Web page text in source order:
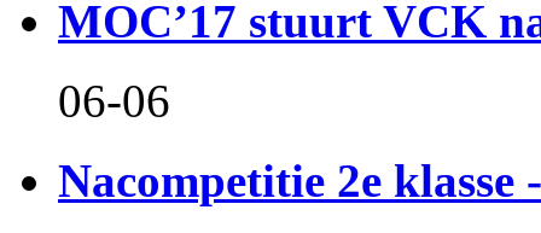
MOC’17 stuurt VCK
06-06
Nacompetitie 2e klasse